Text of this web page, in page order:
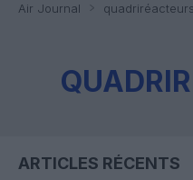
Air Journal quadriréacteurs
ARTICLES RÉCENTS